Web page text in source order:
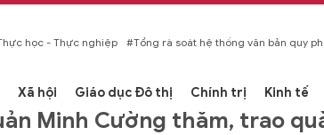
học - Thực nghiệp #Tổng rà soát hệ thống văn bản quy
Xã hội Giáo dục Đô thị Chính trị Kinh tế
Minh Cường thăm, trao